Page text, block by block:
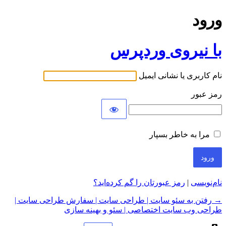
ورود
با نیروی وردپرس
نام کاربری یا نشانی ایمیل
رمز عبور
مرا به خاطر بسپار
نام‌نویسی | رمز عبورتان را گم کرده‌اید؟
→ رفتن به سئو سایت | طراحی سایت | سفارش طراحی سایت |
طراحی وب سایت اختصاصی | سئو و بهینه سازی